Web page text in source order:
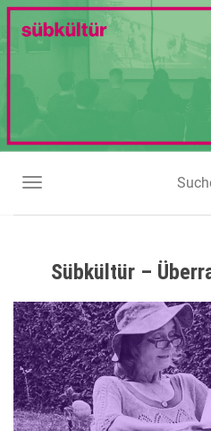
NAVIGATION UMSCHALTEN
Sübkültür –